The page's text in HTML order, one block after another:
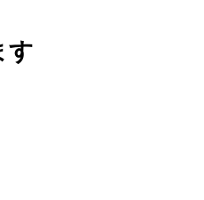
す